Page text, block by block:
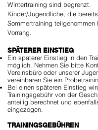
Wintertraining sind begrenzt.
Kinder/Jugendliche, die
Sommertraining teilgenommen
Vorrang.
SPÄTERER EINSTIEG
​Ein späterer Einstieg in den
möglich. Nehmen Sie bitte
Vereinsbüro oder unserer
vereinbaren Sie ein
Bei einen späteren Einstieg
Trainingsgebühr von der
anteilig berechnet und
eingezogen.
TRAININGSGEBÜHREN